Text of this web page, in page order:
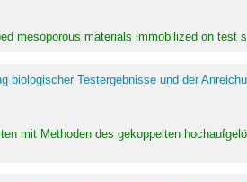
mesoporous materials immobilized on test
biologischer Testergebnisse und der
mit Methoden des gekoppelten